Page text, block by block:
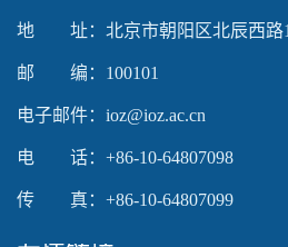
地 址：北京市朝阳区北辰西路
邮 编：100101
电子邮件：ioz@ioz.ac.cn
电 话：+86-10-64807098
传 真：+86-10-64807099